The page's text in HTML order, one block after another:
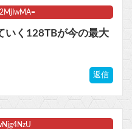
いく128TBが今の最大
返信